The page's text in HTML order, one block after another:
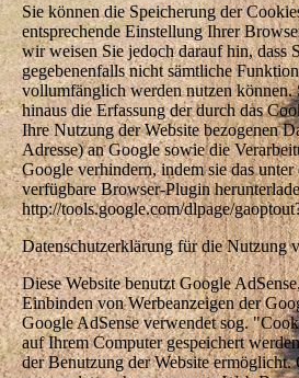
Sie können die Speicherung der
entsprechende Einstellung Ihrer
wir weisen Sie jedoch darauf hin, dass
gegebenenfalls nicht sämtliche
vollumfänglich werden nutzen können.
hinaus die Erfassung der durch das
Ihre Nutzung der Website bezogenen
Adresse) an Google sowie die
Google verhindern, indem sie das
verfügbare Browser-Plugin
http://tools.google.com/dlpage/
Datenschutzerklärung für die Nutzung
Diese Website benutzt Google
Einbinden von Werbeanzeigen der
Google AdSense verwendet sog.
auf Ihrem Computer gespeichert
der Benutzung der Website ermöglicht.